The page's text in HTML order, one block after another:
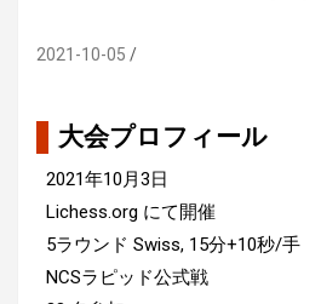
2021-10-05
大会プロフィール
2021年10月3日
Lichess.org にて開催
5ラウンド Swiss, 15分+10秒/手
NCSラピッド公式戦